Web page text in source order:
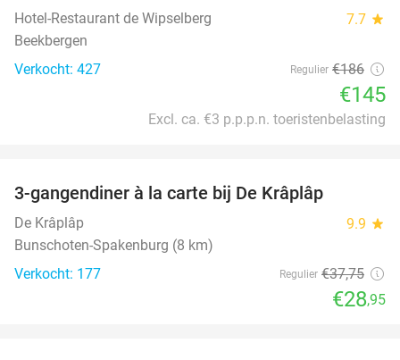
Hotel-Restaurant de Wipselberg 7.7 star
Beekbergen
Verkocht: 427
Regulier €186
€145
Excl. ca. €3 p.p.p.n. toeristenbelasting
3-gangendiner à la carte bij De Krâplâp
De Krâplâp 9.9 star
Bunschoten-Spakenburg (8 km)
Verkocht: 177
Regulier €37,75
€28,95